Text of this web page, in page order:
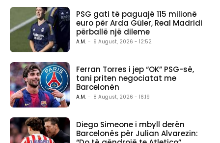
PSG gati të paguajë 115 milionë
euro për Arda Güler, Real Madridi
përballë një dileme
A.M. - 9 August, 2026 - 12:52
Ferran Torres i jep “OK” PSG-së,
tani priten negociatat me
Barcelonën
A.M. - 8 August, 2026 - 16:19
Diego Simeone i mbyll derën
Barcelonës për Julian Alvarezin: